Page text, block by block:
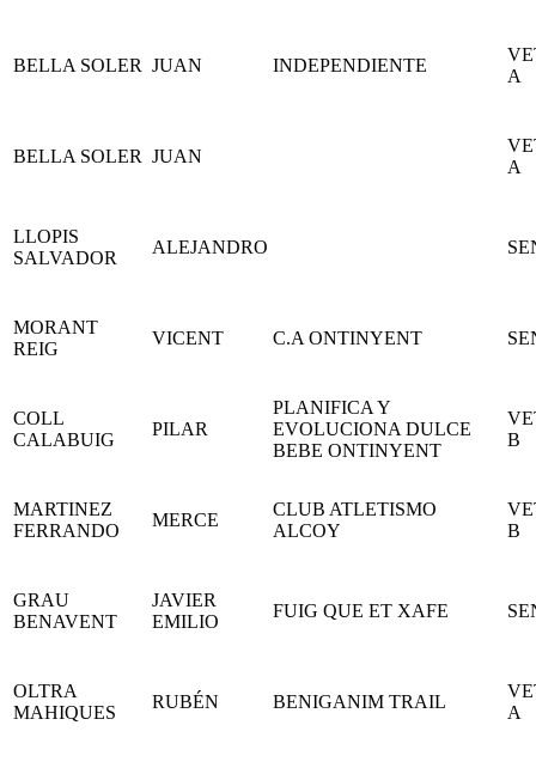
BELLA SOLER JUAN INDEPENDIENTE
A
BELLA SOLER JUAN
A
LLOPIS
SALVADOR
ALEJANDRO
MORANT
REIG
VICENT C.A ONTINYENT
COLL
CALABUIG
PILAR
PLANIFICA Y
EVOLUCIONA DULCE
BEBE ONTINYENT
B
MARTINEZ
FERRANDO
MERCE
CLUB ATLETISMO
ALCOY
B
GRAU
BENAVENT
JAVIER
EMILIO
FUIG QUE ET XAFE
OLTRA
MAHIQUES
RUBÉN BENIGANIM TRAIL
A